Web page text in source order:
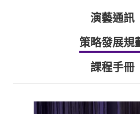
演藝通訊
策略發展規
課程手冊